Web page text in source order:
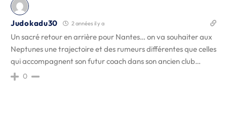
Judokadu30 2 années il y a
Un sacré retour en arrière pour Nantes… on va souhaiter aux
Neptunes une trajectoire et des rumeurs différentes que celles
qui accompagnent son futur coach dans son ancien club…
0